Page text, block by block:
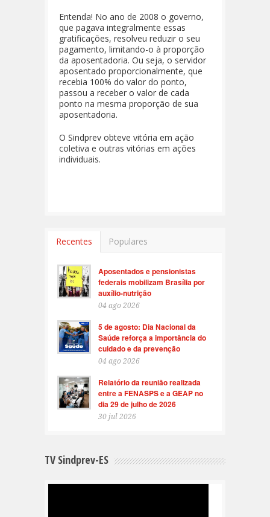
Entenda! No ano de 2008 o governo,
que pagava integralmente essas
gratificações, resolveu reduzir o seu
pagamento, limitando-o à proporção
da aposentadoria. Ou seja, o servidor
aposentado proporcionalmente, que
recebia 100% do valor do ponto,
passou a receber o valor de cada
ponto na mesma proporção de sua
aposentadoria.
O Sindprev obteve vitória em ação
coletiva e outras vitórias em ações
individuais.
Recentes Populares
Aposentados e pensionistas
federais mobilizam Brasília por
auxílio-nutrição
04 ago 2026
5 de agosto: Dia Nacional da
Saúde reforça a importância do
cuidado e da prevenção
04 ago 2026
Relatório da reunião realizada
entre a FENASPS e a GEAP no
dia 29 de julho de 2026
30 jul 2026
TV Sindprev-ES